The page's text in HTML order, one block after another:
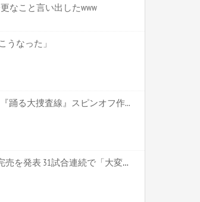
なこと言い出したwww
うなった」
踊る大捜査線』スピンオフ作...
【困惑】J1岡山さん、ホーム開幕戦チケット完売を発表 31試合連続で「大変申し訳なく思っております」・・・・・・・・・